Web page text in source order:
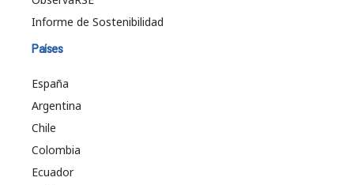
Informe de Sostenibilidad
Países
España
Argentina
Chile
Colombia
Ecuador